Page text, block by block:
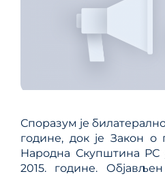
Споразум је
године, док је Закон о
Народна Скупштина РС
2015. године.